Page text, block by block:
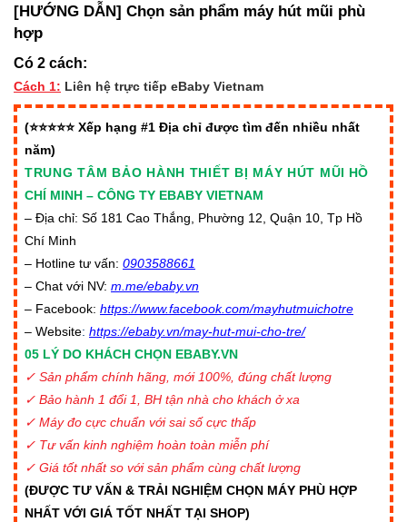
[HƯỚNG DẪN] Chọn sản phẩm máy hút mũi phù
hợp
Có 2 cách:
Cách 1: Liên hệ trực tiếp eBaby Vietnam
(⭐⭐⭐⭐⭐ Xếp hạng #1 Địa chỉ được tìm đến nhiều nhất
năm)
TRUNG TÂM BẢO HÀNH THIẾT BỊ MÁY HÚT MŨI HỒ
CHÍ MINH – CÔNG TY EBABY VIETNAM
– Địa chỉ: Số 181 Cao Thắng, Phường 12, Quận 10, Tp Hồ
Chí Minh
– Hotline tư vấn: 0903588661
– Chat với NV: m.me/ebaby.vn
– Facebook: https://www.facebook.com/mayhutmuichotre
– Website: https://ebaby.vn/may-hut-mui-cho-tre/
05 LÝ DO KHÁCH CHỌN EBABY.VN
✓ Sản phẩm chính hãng, mới 100%, đúng chất lượng
✓ Bảo hành 1 đổi 1, BH tận nhà cho khách ở xa
✓ Máy đo cực chuẩn với sai số cực thấp
✓ Tư vấn kinh nghiệm hoàn toàn miễn phí
✓ Giá tốt nhất so với sản phẩm cùng chất lượng
(ĐƯỢC TƯ VẤN & TRẢI NGHIỆM CHỌN MÁY PHÙ HỢP
NHẤT VỚI GIÁ TỐT NHẤT TẠI SHOP)